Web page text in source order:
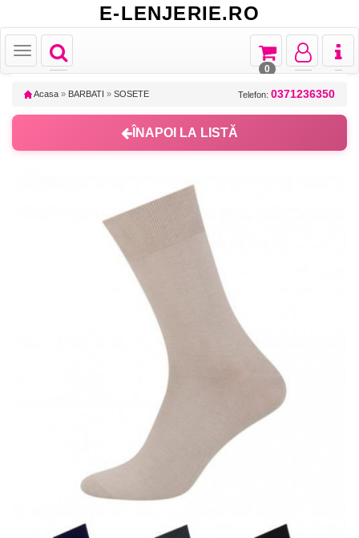
E-LENJERIE.RO
Toggle
navigation
Toggle
Toggle
navigation
Toggle
navigation
Toggle
navigation
0
Acasa » BARBATI » SOSETE Telefon: 0371236350
ÎNAPOI LA LISTĂ